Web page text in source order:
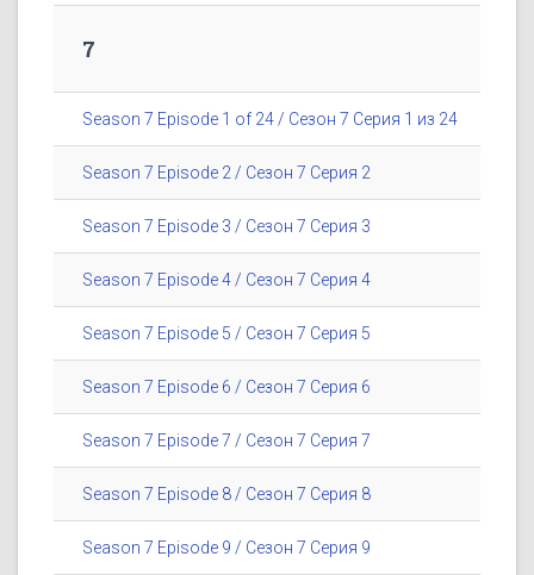
7
Season 7 Episode 1 of 24 / Сезон 7 Серия 1 из 24
Season 7 Episode 2 / Сезон 7 Серия 2
Season 7 Episode 3 / Сезон 7 Серия 3
Season 7 Episode 4 / Сезон 7 Серия 4
Season 7 Episode 5 / Сезон 7 Серия 5
Season 7 Episode 6 / Сезон 7 Серия 6
Season 7 Episode 7 / Сезон 7 Серия 7
Season 7 Episode 8 / Сезон 7 Серия 8
Season 7 Episode 9 / Сезон 7 Серия 9